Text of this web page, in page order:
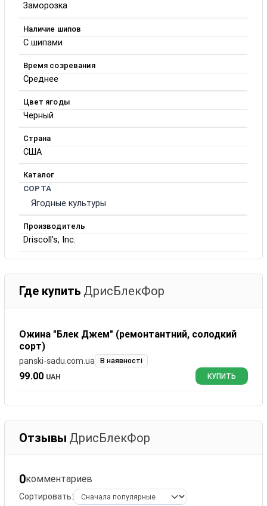
Заморозка
Наличие шипов
С шипами
Время созревания
Среднее
Цвет ягоды
Черный
Страна
США
Каталог
СОРТА
Ягодные культуры
Производитель
Driscoll's, Inc.
Где купить ДрисБлекФор
Ожина "Блек Джем" (ремонтантний, солодкий
сорт)
panski-sadu.com.ua В наявності
99.00 UAH КУПИТЬ
Отзывы ДрисБлекФор
0комментариев
Сортировать: